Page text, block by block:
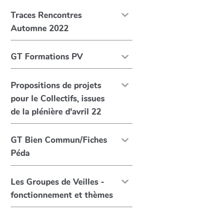
Traces Rencontres
Automne 2022
GT Formations PV
Propositions de projets
pour le Collectifs, issues
de la plénière d'avril 22
GT Bien Commun/Fiches
Péda
Les Groupes de Veilles -
fonctionnement et thèmes